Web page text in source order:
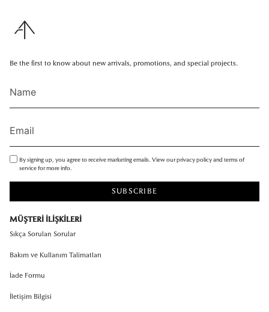
Be the first to know about new arrivals, promotions, and special projects.
By signing up, you agree to receive marketing emails. View our privacy policy and terms of
service for more info.
SUBSCRIBE
MÜŞTERİ İLİŞKİLERİ
Sıkça Sorulan Sorular
Bakım ve Kullanım Talimatları
İade Formu
İletişim Bilgisi